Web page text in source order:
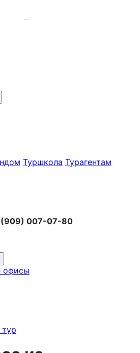
Туршкола Турагентам
(909) 007-07-80
офисы